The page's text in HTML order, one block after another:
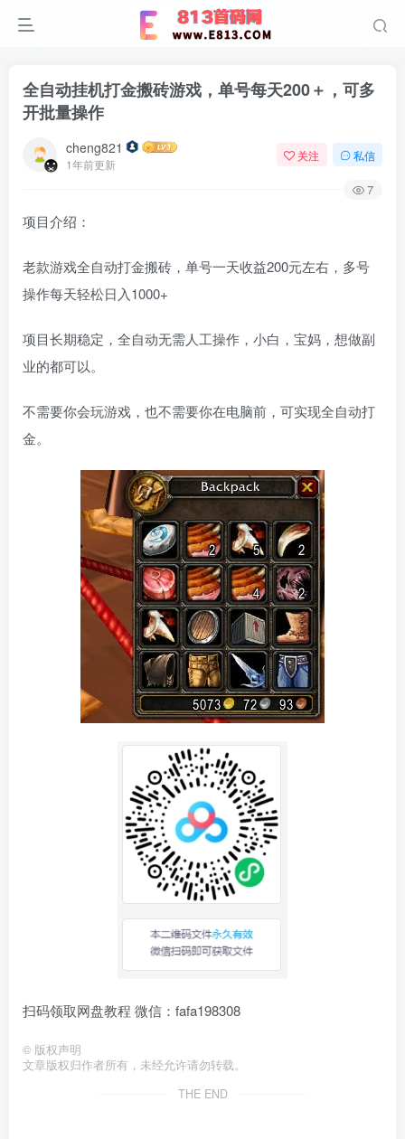
全自动挂机打金搬砖游戏，单号每天200＋，可多
开批量操作
cheng821
1年前更新
关注 私信
7
项目介绍：
老款游戏全自动打金搬砖，单号一天收益200元左右，多号
操作每天轻松日入1000+
项目长期稳定，全自动无需人工操作，小白，宝妈，想做副
业的都可以。
不需要你会玩游戏，也不需要你在电脑前，可实现全自动打
金。
扫码领取网盘教程 微信：fafa198308
© 版权声明
文章版权归作者所有，未经允许请勿转载。
THE END